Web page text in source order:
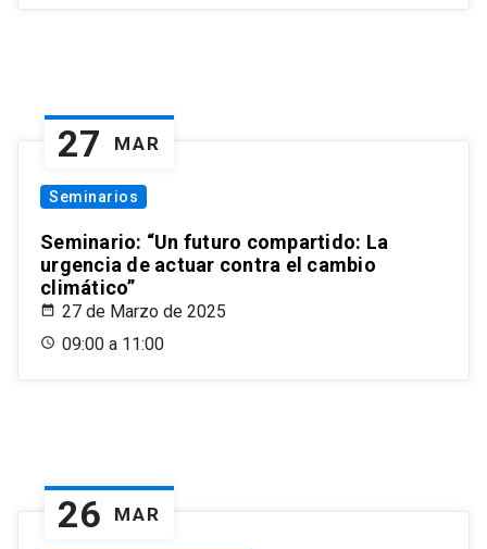
27 MAR
Seminarios
Seminario: “Un futuro compartido: La
urgencia de actuar contra el cambio
climático”
27 de Marzo de 2025
09:00 a 11:00
26 MAR